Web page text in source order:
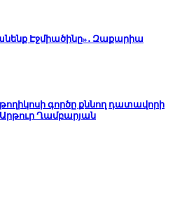
Էջմիածինը»․ Զաքարիա
գործը քննող դատավորի
Ղամբարյան